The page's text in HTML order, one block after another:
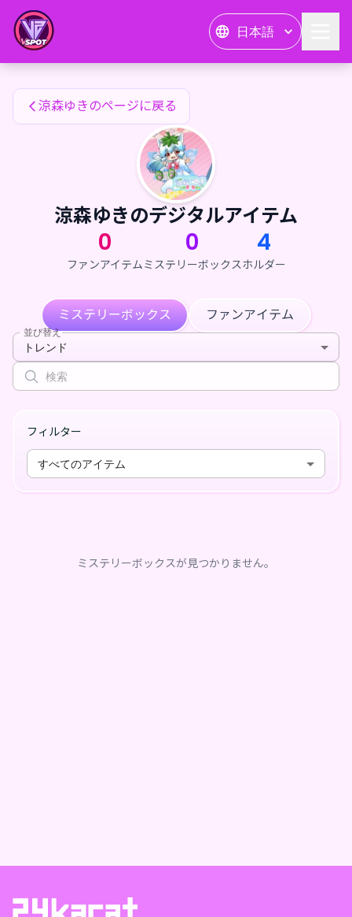
日本語
涼森ゆきのファンアイテム
涼森ゆきのページに戻る
涼森ゆきのデジタルアイテム
0
ファンアイテム
0
ミステリーボックス
4
ホルダー
ミステリーボックス ファンアイテム
並び替え
トレンド
フィルター
すべてのアイテム
ミステリーボックスが見つかりません。
涼森ゆきのファンアイテム — 24karat